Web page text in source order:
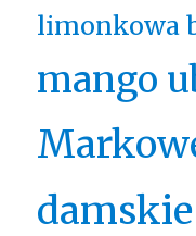
limonkowa
mango